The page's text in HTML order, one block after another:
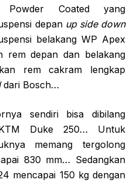
Coated yang
depan up side down
belakang WP Apex
rem depan dan belakang
rem cakram lengkap
dari Bosch…
sendiri bisa dibilang
Duke 250… Untuk
memang tergolong
830 mm… Sedangkan
mencapai 150 kg dengan